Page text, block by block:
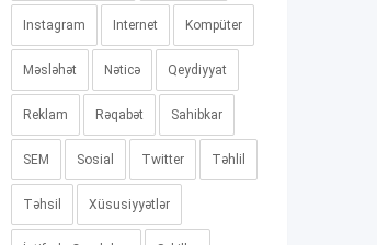
Instagram Internet Kompüter
Məsləhət Nəticə Qeydiyyat
Reklam Rəqabət Sahibkar
SEM Sosial Twitter Təhlil
Təhsil Xüsusiyyətlər